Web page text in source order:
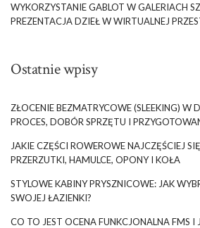
WYKORZYSTANIE GABLOT W GALERIACH
PREZENTACJA DZIEŁ W WIRTUALNEJ
Ostatnie wpisy
ZŁOCENIE BEZMATRYCOWE (SLEEKING) W
PROCES, DOBÓR SPRZĘTU I
JAKIE CZĘŚCI ROWEROWE NAJCZĘŚCIEJ
PRZERZUTKI, HAMULCE, OPONY I KOŁA
STYLOWE KABINY PRYSZNICOWE: JAK
SWOJEJ ŁAZIENKI?
CO TO JEST OCENA FUNKCJONALNA FMS I